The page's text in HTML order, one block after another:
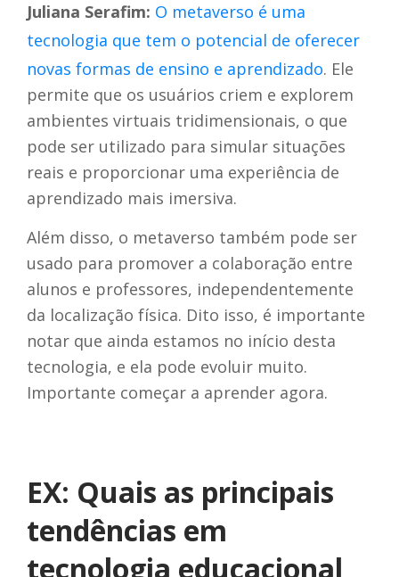
Juliana Serafim: O metaverso é uma
tecnologia que tem o potencial de oferecer
novas formas de ensino e aprendizado. Ele
permite que os usuários criem e explorem
ambientes virtuais tridimensionais, o que
pode ser utilizado para simular situações
reais e proporcionar uma experiência de
aprendizado mais imersiva.
Além disso, o metaverso também pode ser
usado para promover a colaboração entre
alunos e professores, independentemente
da localização física. Dito isso, é importante
notar que ainda estamos no início desta
tecnologia, e ela pode evoluir muito.
Importante começar a aprender agora.
EX: Quais as principais
tendências em
tecnologia educacional